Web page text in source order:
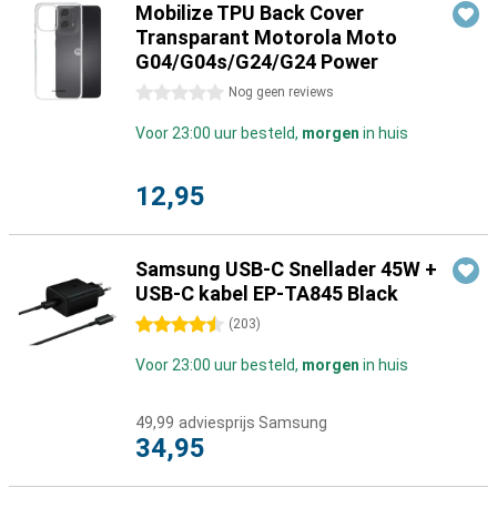
Mobilize TPU Back Cover
Transparant Motorola Moto
G04/G04s/G24/G24 Power
0 sterren Nog geen reviews
Voor 23:00 uur besteld, morgen in huis
12,95
Samsung USB-C Snellader 45W +
USB-C kabel EP-TA845 Black
4.5 sterren (203)
Voor 23:00 uur besteld, morgen in huis
49,99 adviesprijs Samsung
34,95